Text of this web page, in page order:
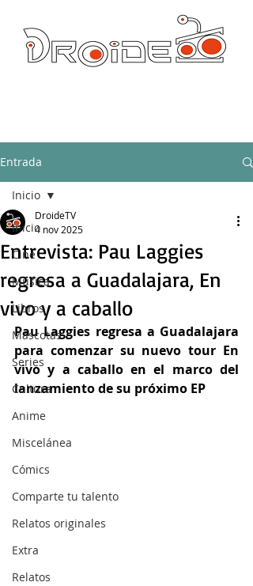
Entrada
Inicio
Cine
Música
Libros
Mascotas
Series
Cultura
Anime
Miscelánea
Cómics
Comparte tu talento
Relatos originales
Extra
Relatos
Inicio
Entrevista: Pau Laggies
regresa a Guadalajara, En
vivo y a caballo
DroideTV
4 nov 2025
Pau Laggies regresa a Guadalajara
para comenzar su nuevo tour En
vivo y a caballo en el marco del
lanzamiento de su próximo EP